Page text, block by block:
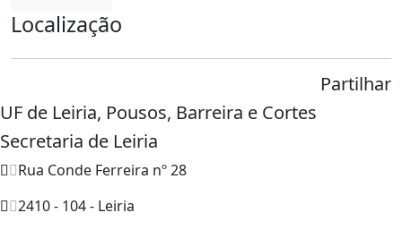
Localização
Partilhar
UF de Leiria, Pousos, Barreira e Cortes
Secretaria de Leiria
Rua Conde Ferreira nº 28
2410 - 104 - Leiria